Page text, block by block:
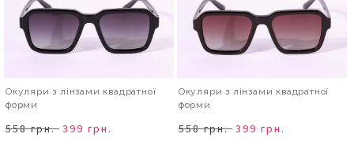
Окуляри з лінзами квадратної
форми
558 грн. 399 грн.
Окуляри з лінзами квадратної
форми
558 грн. 399 грн.